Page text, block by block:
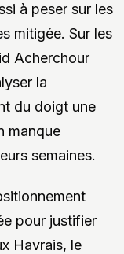
à peser sur les
mitigée. Sur les
Acherchour
la
du doigt une
manque
semaines.
pour justifier
Havrais, le